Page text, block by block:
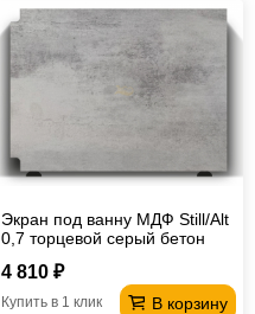
Экран под ванну МДФ Still/Alt
0,7 торцевой серый бетон
4 810 ₽
В корзину
Купить в 1 клик